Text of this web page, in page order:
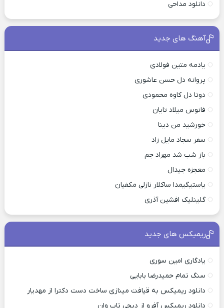
دانلود مداحی
آهنگ های جدید
یادمه متین فولادی
پروانه دل حسن عاشوری
دوتا دل کاوه محمودی
فانوس میلاد تایان
خورشید من دینا
سفر سجاد مایل زاد
باز شب شد مهراد جم
معجزه جیدال
یاستیگیمدا ساکلار نازلی مکفیان
گلینلیک افشین آذری
ریمیکس های جدید
یادگاری امین سوری
سنگ تمام حمیدرضا بابایی
دانلود ریمیکس به قیافت مینازی ساخت دست دکترا از مهدیار
دانلود ریمیکس آفرو از ديجی تاپ وان